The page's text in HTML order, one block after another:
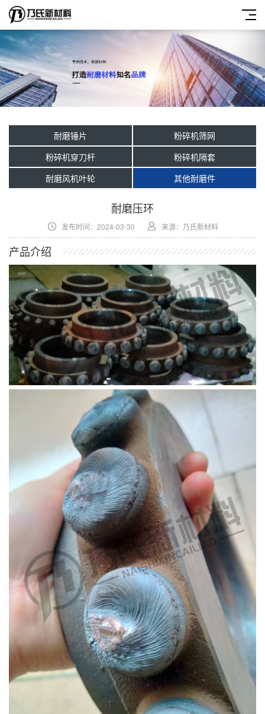
耐磨锤片
粉碎机筛网
粉碎机穿刀杆
粉碎机隔套
耐磨风机叶轮
其他耐磨件
耐磨压环
发布时间：2024-03-30 来源：乃氏新材料
产品介绍